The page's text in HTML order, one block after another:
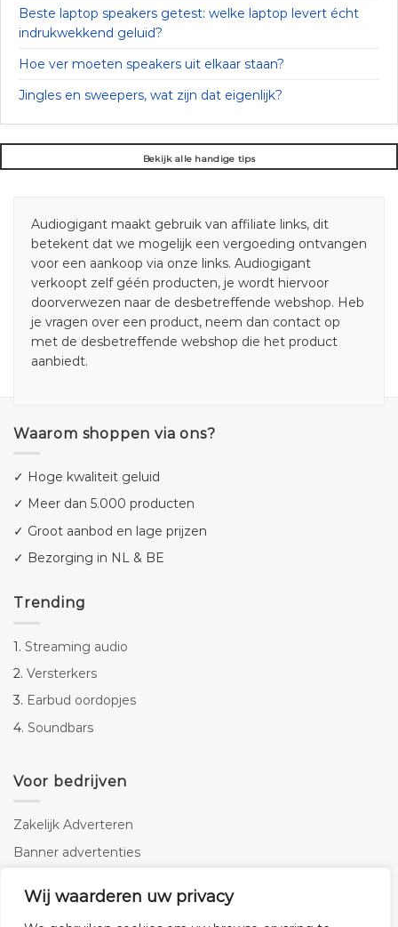
Wij waarderen uw privacy
Beste laptop speakers getest: welke laptop levert écht
indrukwekkend geluid?
Hoe ver moeten speakers uit elkaar staan?
Jingles en sweepers, wat zijn dat eigenlijk?
Bekijk alle handige tips
Audiogigant maakt gebruik van affiliate links, dit
betekent dat we mogelijk een vergoeding ontvangen
voor een aankoop via onze links. Audiogigant
verkoopt zelf géén producten, je wordt hiervoor
doorverwezen naar de desbetreffende webshop. Heb
je vragen over een product, neem dan contact op
met de desbetreffende webshop die het product
aanbiedt.
Waarom shoppen via ons?
✓ Hoge kwaliteit geluid
✓ Meer dan 5.000 producten
✓ Groot aanbod en lage prijzen
✓ Bezorging in NL & BE
Trending
1. Streaming audio
2. Versterkers
3. Earbud oordopjes
4. Soundbars
Voor bedrijven
Zakelijk Adverteren
Banner advertenties
SEO copywriting